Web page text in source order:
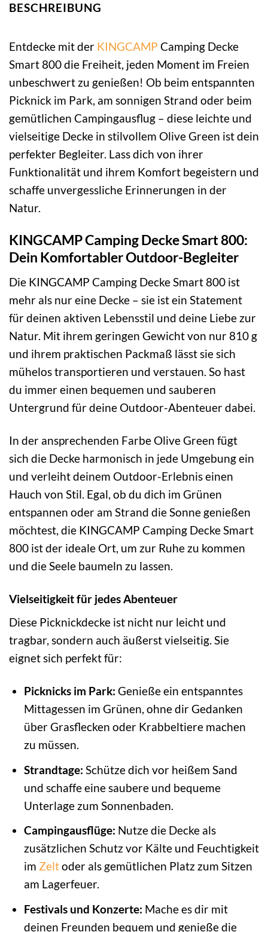
BESCHREIBUNG
Entdecke mit der KINGCAMP Camping Decke
Smart 800 die Freiheit, jeden Moment im Freien
unbeschwert zu genießen! Ob beim entspannten
Picknick im Park, am sonnigen Strand oder beim
gemütlichen Campingausflug – diese leichte und
vielseitige Decke in stilvollem Olive Green ist dein
perfekter Begleiter. Lass dich von ihrer
Funktionalität und ihrem Komfort begeistern und
schaffe unvergessliche Erinnerungen in der
Natur.
KINGCAMP Camping Decke Smart 800:
Dein Komfortabler Outdoor-Begleiter
Die KINGCAMP Camping Decke Smart 800 ist
mehr als nur eine Decke – sie ist ein Statement
für deinen aktiven Lebensstil und deine Liebe zur
Natur. Mit ihrem geringen Gewicht von nur 810 g
und ihrem praktischen Packmaß lässt sie sich
mühelos transportieren und verstauen. So hast
du immer einen bequemen und sauberen
Untergrund für deine Outdoor-Abenteuer dabei.
In der ansprechenden Farbe Olive Green fügt
sich die Decke harmonisch in jede Umgebung ein
und verleiht deinem Outdoor-Erlebnis einen
Hauch von Stil. Egal, ob du dich im Grünen
entspannen oder am Strand die Sonne genießen
möchtest, die KINGCAMP Camping Decke Smart
800 ist der ideale Ort, um zur Ruhe zu kommen
und die Seele baumeln zu lassen.
Vielseitigkeit für jedes Abenteuer
Diese Picknickdecke ist nicht nur leicht und
tragbar, sondern auch äußerst vielseitig. Sie
eignet sich perfekt für:
Picknicks im Park: Genieße ein entspanntes
Mittagessen im Grünen, ohne dir Gedanken
über Grasflecken oder Krabbeltiere machen
zu müssen.
Strandtage: Schütze dich vor heißem Sand
und schaffe eine saubere und bequeme
Unterlage zum Sonnenbaden.
Campingausflüge: Nutze die Decke als
zusätzlichen Schutz vor Kälte und Feuchtigkeit
im Zeltoder als gemütlichen Platz zum Sitzen
am Lagerfeuer.
Festivals und Konzerte: Mache es dir mit
deinen Freunden bequem und genieße die